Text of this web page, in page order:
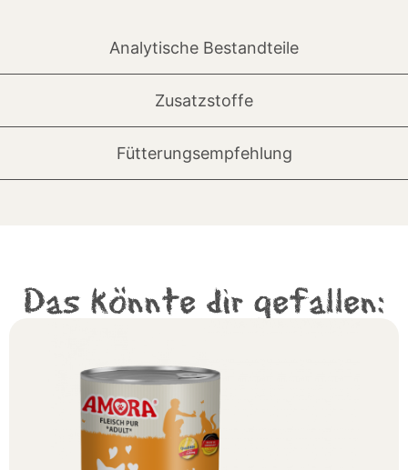
Analytische Bestandteile
Zusatzstoffe
Fütterungsempfehlung
Das könnte dir gefallen: